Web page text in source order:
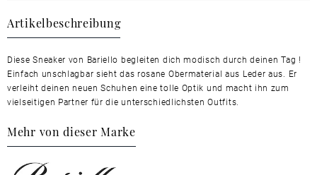
Artikelbeschreibung
Diese Sneaker von Bariello begleiten dich modisch durch deinen Tag !
Einfach unschlagbar sieht das rosane Obermaterial aus Leder aus. Er
verleiht deinen neuen Schuhen eine tolle Optik und macht ihn zum
vielseitigen Partner für die unterschiedlichsten Outfits.
Mehr von dieser Marke